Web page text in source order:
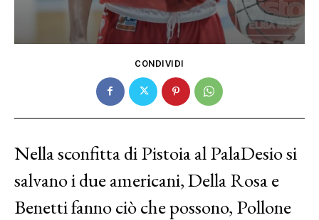
CONDIVIDI
Nella sconfitta di Pistoia al PalaDesio si
salvano i due americani, Della Rosa e
Benetti fanno ciò che possono, Pollone